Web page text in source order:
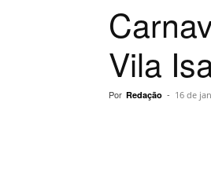
Vila
Por Redação - 16 de